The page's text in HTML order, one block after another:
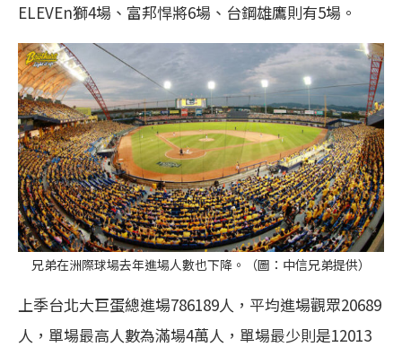
ELEVEn獅4場、富邦悍將6場、台鋼雄鷹則有5場。
兄弟在洲際球場去年進場人數也下降。（圖：中信兄弟提供）
上季台北大巨蛋總進場786189人，平均進場觀眾20689
人，單場最高人數為滿場4萬人，單場最少則是12013